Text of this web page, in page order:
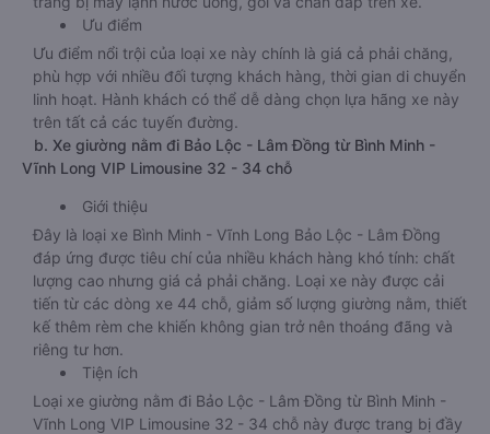
Ưu điểm
Ưu điểm nổi trội của loại xe này chính là giá cả phải chăng,
phù hợp với nhiều đối tượng khách hàng, thời gian di chuyển
linh hoạt. Hành khách có thể dễ dàng chọn lựa hãng xe này
trên tất cả các tuyến đường.
b. Xe giường nằm đi Bảo Lộc - Lâm Đồng từ Bình Minh -
Vĩnh Long VIP Limousine 32 - 34 chỗ
Giới thiệu
Đây là loại xe Bình Minh - Vĩnh Long Bảo Lộc - Lâm Đồng
đáp ứng được tiêu chí của nhiều khách hàng khó tính: chất
lượng cao nhưng giá cả phải chăng. Loại xe này được cải
tiến từ các dòng xe 44 chỗ, giảm số lượng giường nằm, thiết
kế thêm rèm che khiến không gian trở nên thoáng đãng và
riêng tư hơn.
Tiện ích
Loại xe giường nằm đi Bảo Lộc - Lâm Đồng từ Bình Minh -
Vĩnh Long VIP Limousine 32 - 34 chỗ này được trang bị đầy